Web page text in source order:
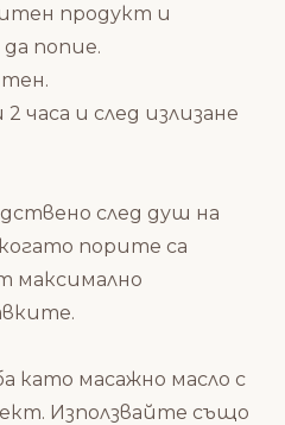
продукт и
попие.
часа и след излизане
след душ на
порите са
максимално
като масажно масло с
Използвайте също